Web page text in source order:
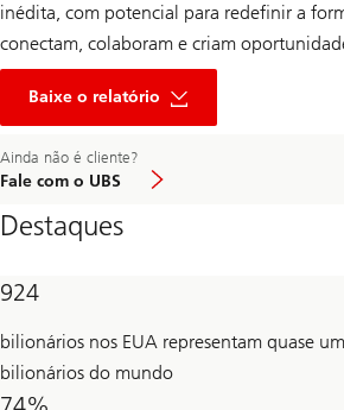
inédita, com potencial para redefinir a
conectam, colaboram e criam
Baixe o relatório
Ainda não é cliente?
Fale com o UBS
to
get
touch
with
Financial
filling
out
the
form
Destaques
924
bilionários nos EUA representam quase
bilionários do mundo